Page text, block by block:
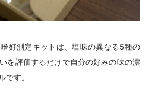
好測定キットは、塩味の異なる5種の
を評価するだけで自分の好みの味の濃
です。